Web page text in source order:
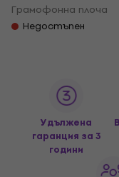
Грамофонна плоча
Недостъпен
Удължена
гаранция за 3
години